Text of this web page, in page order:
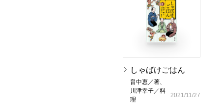
しゃばけごはん
畠中恵／著、
川津幸子／料
理
2021/11/27